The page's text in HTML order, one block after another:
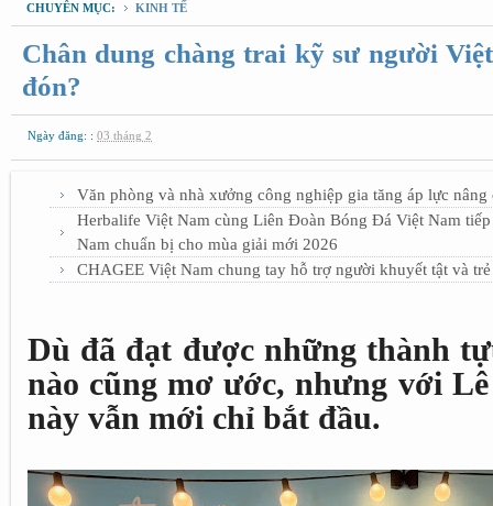
CHUYÊN MỤC: KINH TẾ
Chân dung chàng trai kỹ sư người
đón?
Ngày đăng: : 03 tháng 2
Văn phòng và nhà xưởng công nghiệp gia tăng áp lực nâng
Herbalife Việt Nam cùng Liên Đoàn Bóng Đá Việt Nam
Nam chuẩn bị cho mùa giải mới 2026
CHAGEE Việt Nam chung tay hỗ trợ người khuyết tật và
Dù đã đạt được những thành
nào cũng mơ ước, nhưng với
này vẫn mới chỉ bắt đầu.